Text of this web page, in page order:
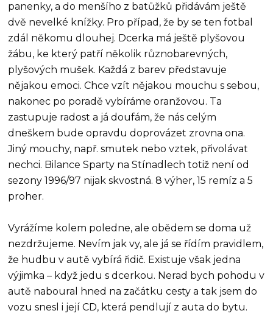
panenky, a do menšího z batůžků přidávám ještě
dvě nevelké knížky. Pro případ, že by se ten fotbal
zdál někomu dlouhej. Dcerka má ještě plyšovou
žábu, ke který patří několik různobarevných,
plyšových mušek. Každá z barev představuje
nějakou emoci. Chce vzít nějakou mouchu s sebou,
nakonec po poradě vybíráme oranžovou. Ta
zastupuje radost a já doufám, že nás celým
dneškem bude opravdu doprovázet zrovna ona.
Jiný mouchy, např. smutek nebo vztek, přivolávat
nechci. Bilance Sparty na Stínadlech totiž není od
sezony 1996/97 nijak skvostná. 8 výher, 15 remíz a 5
proher.
Vyrážíme kolem poledne, ale obědem se doma už
nezdržujeme. Nevím jak vy, ale já se řídím pravidlem,
že hudbu v autě vybírá řidič. Existuje však jedna
výjimka – když jedu s dcerkou. Nerad bych pohodu v
autě naboural hned na začátku cesty a tak jsem do
vozu snesl i její CD, která pendlují z auta do bytu.